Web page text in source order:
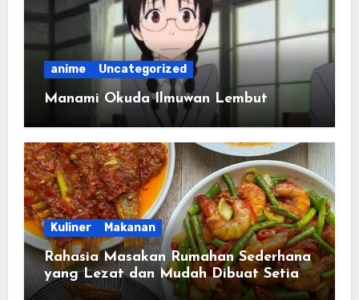
anime Uncategorized
Manami Okuda Ilmuwan Lembut
Kuliner Makanan
Rahasia Masakan Rumahan Sederhana
yang Lezat dan Mudah Dibuat Setiap
Hari